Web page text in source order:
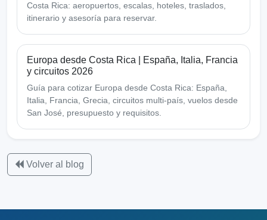
Costa Rica: aeropuertos, escalas, hoteles, traslados,
itinerario y asesoría para reservar.
Europa desde Costa Rica | España, Italia, Francia
y circuitos 2026
Guía para cotizar Europa desde Costa Rica: España,
Italia, Francia, Grecia, circuitos multi-país, vuelos desde
San José, presupuesto y requisitos.
Volver al blog